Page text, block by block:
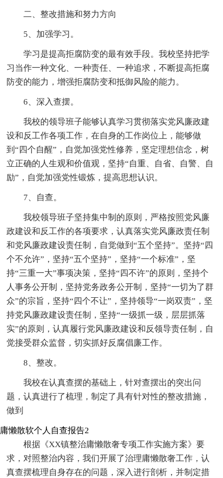
二、整改措施和努力方向
5、加强学习。
学习是提高拒腐防变的最有效手段。我校坚持把学
习当作一种文化、一种责任、一种追求，不断提高拒腐
防变的能力，增强拒腐防变和抵御风险的能力。
6、深入查摆。
我校的领导班子能够认真学习贯彻落实党风廉政建
设和反工作各项工作，在自身的工作岗位上，能够做
到“四个自醒”，自觉加强党性修养，坚定理想信念，树
立正确的人生观和价值观，坚持“自重、自省、自警、自
励”，自觉加强党性锻炼，提高思想认识。
7、自查。
我校领导班子坚持集中制的原则，严格按照党风廉
政建设和反工作的各项要求，认真落实党风廉政责任制
和党风廉政建设责任制，自觉做到“五个坚持”。坚持“四
个不允许”，坚持“五个坚持”，坚持“一个标准”，坚
持“三重一大”事项决策，坚持“四不许”的原则，坚持个
人事务公开制，坚持党务政务公开制，坚持“一切为了群
众”的宗旨，坚持“四个不让”，坚持领导“一岗双责”，坚
持党风廉政建设责任制，坚持“一级抓一级，层层抓落
实”的原则，认真履行党风廉政建设和反领导责任制，自
觉接受群众监督，切实抓好反腐倡廉工作。
8、整改。
我校在认真查摆的基础上，针对查摆出的突出问
题，认真进行了梳理，制定了具有针对性的整改措施，
做到
庸懒散软个人自查报告2
根据《XX镇整治庸懒散奢专项工作实施方案》要
求，对照整治内容，我们开展了治理庸懒散奢工作，认
真查摆梳理自身存在的问题，深入进行剖析，并制定措